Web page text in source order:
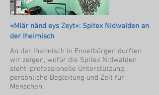
«Miär nänd eys Zeyt»: Spitex Nidwalden an
der Iheimisch
An der Iheimisch in Ennetbürgen durften
wir zeigen, wofür die Spitex Nidwalden
steht: professionelle Unterstützung,
persönliche Begleitung und Zeit für
Menschen.